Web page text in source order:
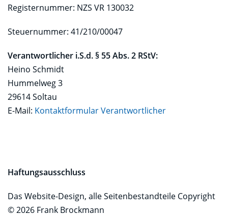
Registernummer: NZS VR 130032
Steuernummer: 41/210/00047
Verantwortlicher i.S.d. § 55 Abs. 2 RStV:
Heino Schmidt
Hummelweg 3
29614 Soltau
E-Mail: Kontaktformular Verantwortlicher
Haftungsausschluss
Das Website-Design, alle Seitenbestandteile Copyright
© 2026 Frank Brockmann